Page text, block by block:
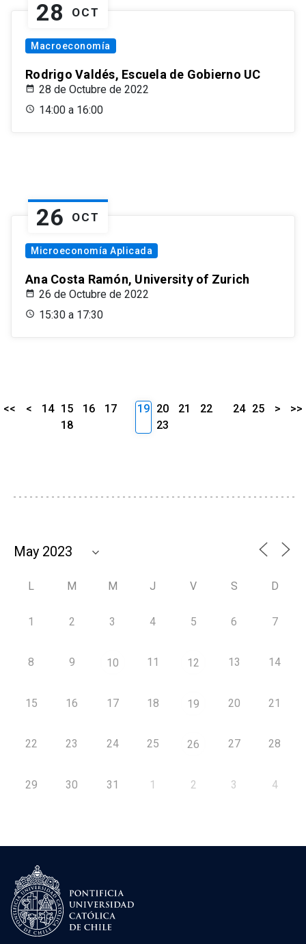
28 OCT
Macroeconomía
Rodrigo Valdés, Escuela de Gobierno UC
28 de Octubre de 2022
14:00 a 16:00
26 OCT
Microeconomía Aplicada
Ana Costa Ramón, University of Zurich
26 de Octubre de 2022
15:30 a 17:30
<< < 14 15 16
17
18
19 20 21
22
23
24 25 > >>
L M M J V S D
1 2 3 4 5 6 7
8 9 10 11 12 13 14
15 16 17 18 19 20 21
22 23 24 25 26 27 28
29 30 31 1 2 3 4